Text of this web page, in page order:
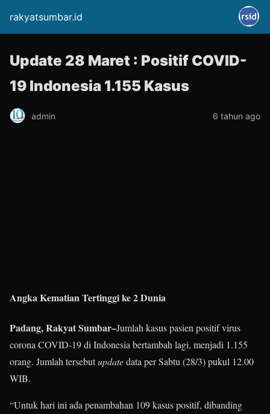
rakyatsumbar.id
Update 28 Maret : Positif COVID-
19 Indonesia 1.155 Kasus
admin 6 tahun ago
Angka Kematian Tertinggi ke 2 Dunia
Padang, Rakyat Sumbar–Jumlah kasus pasien positif virus
corona COVID-19 di Indonesia bertambah lagi, menjadi 1.155
orang. Jumlah tersebutupdatedata per Sabtu (28/3) pukul 12.00
WIB.
“Untuk hari ini ada penambahan 109 kasus positif, dibanding